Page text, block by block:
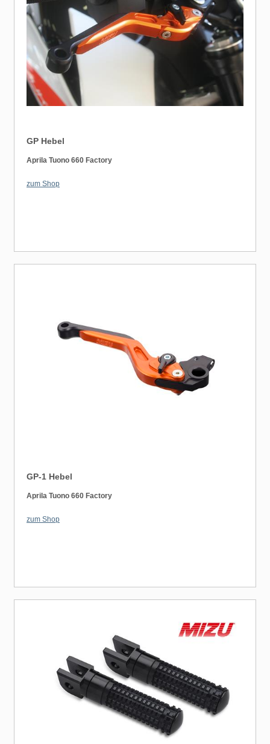
GP Hebel
Aprila Tuono 660 Factory
zum Shop
GP-1 Hebel
Aprila Tuono 660 Factory
zum Shop